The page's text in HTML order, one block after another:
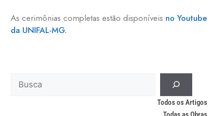
As cerimônias completas estão disponíveis no Youtube
da UNIFAL-MG.
Todos os Artigos